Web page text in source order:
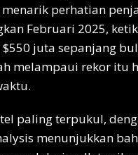
perhatian
Februari 2025,
juta sepanjang
melampaui rekor itu
paling terpukul,
menunjukkan